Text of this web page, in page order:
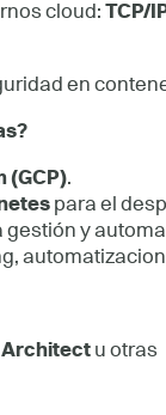
cloud:TCP/
en
(GCP).
para el
gestión y
Architect u otras